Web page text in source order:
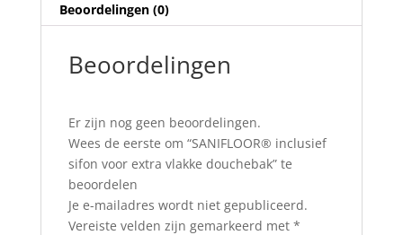
Beoordelingen (0)
Beoordelingen
Er zijn nog geen beoordelingen.
Wees de eerste om “SANIFLOOR® inclusief
sifon voor extra vlakke douchebak” te
beoordelen
Je e-mailadres wordt niet gepubliceerd.
Vereiste velden zijn gemarkeerd met *